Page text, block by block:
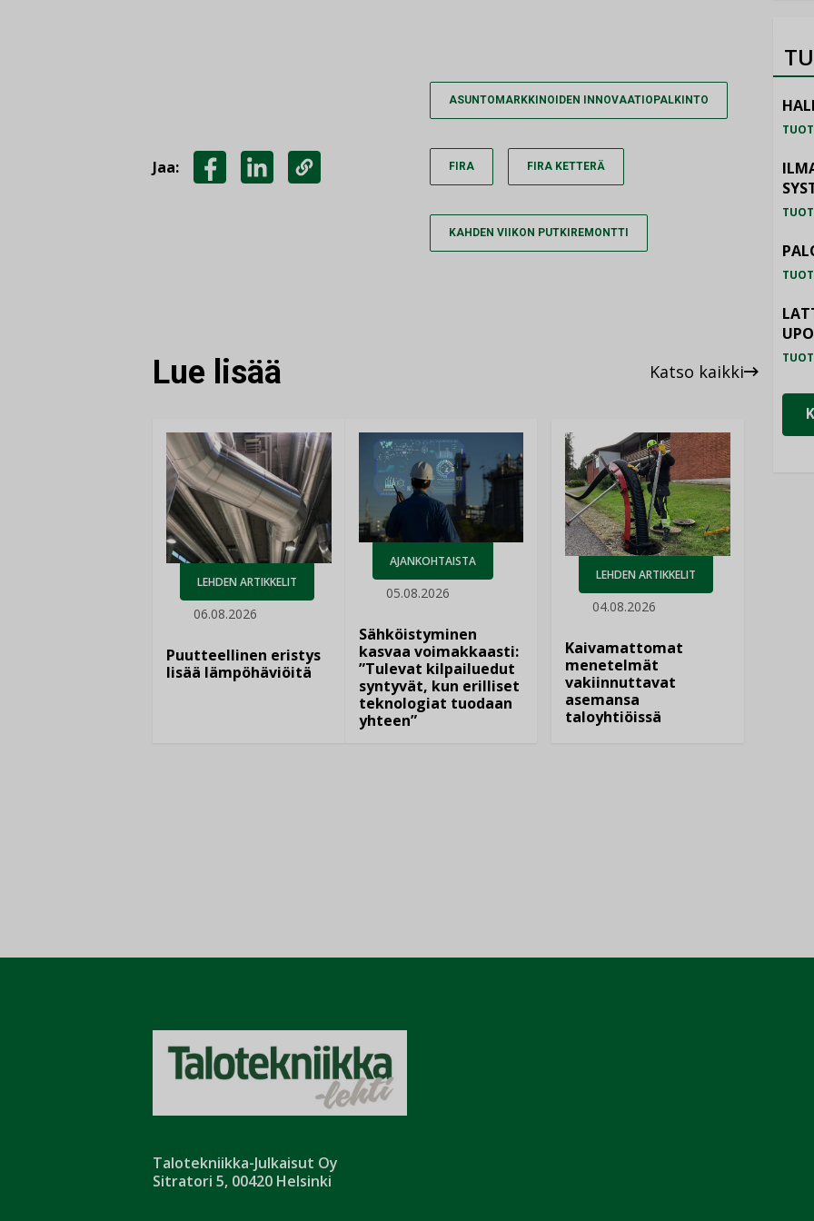
Jaa:
ASUNTOMARKKINOIDEN INNOVAATIOPALKINTO
FIRA FIRA KETTERÄ
KAHDEN VIIKON PUTKIREMONTTI
Lue lisää Katso kaikki
LEHDEN ARTIKKELIT
06.08.2026
Puutteellinen eristys
lisää lämpöhäviöitä
AJANKOHTAISTA
05.08.2026
Sähköistyminen
kasvaa voimakkaasti:
”Tulevat kilpailuedut
syntyvät, kun erilliset
teknologiat tuodaan
yhteen”
LEHDEN ARTIKKELIT
04.08.2026
Kaivamattomat
menetelmät
vakiinnuttavat
asemansa
taloyhtiöissä
Talotekniikka-Julkaisut Oy
Sitratori 5, 00420 Helsinki